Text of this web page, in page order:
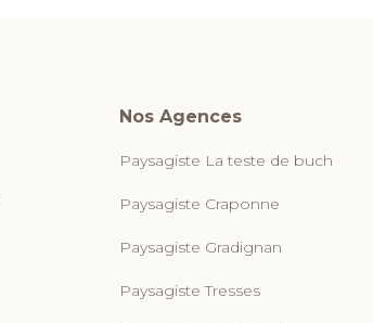
Nos Agences
Paysagiste La teste de buch
Paysagiste Craponne
Paysagiste Gradignan
Paysagiste Tresses